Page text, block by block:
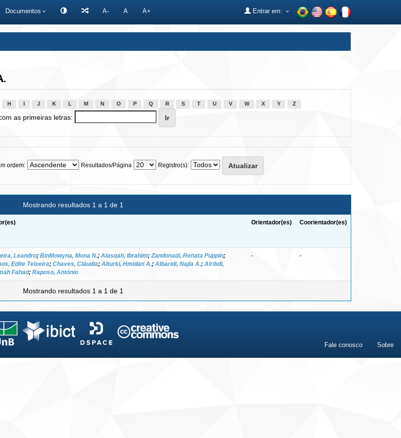
Documentos A- A A+ Entrar em:
H J K L M N O P Q R S T U V W X Y Z
as primeiras letras:
ordem: Resultados/Página Registro(s):
Mostrando resultados 1 a 1 de 1
Orientador(es) Coorientador(es)
Leandro; BinMowyna, Mona N.; Alasqah, Ibrahim; Zandonadi, Renata Puppin;
Edite Teixeira; Chaves, Cláudia; Alturki, Hmidan A.; Albaridi, Najla A.; Alribdi,
Fahad; Raposo, António
- -
Mostrando resultados 1 a 1 de 1
Fale conosco Sobre